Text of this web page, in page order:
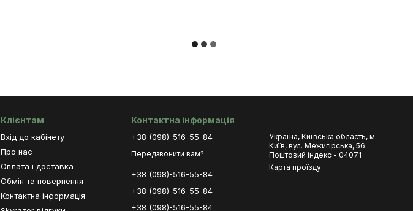
Клієнтам
Вхід до кабінету
Про нас
Оплата і доставка
Обмін та повернення
Контактна інформація
Контактна інформація
+38 (098)-516-55-84
Передзвонити вам?
+38 (098)-516-55-84
+38 (098)-516-55-84
+38 (098)-516-55-84
Україна, Київська область, м.
Київ, вул. Межигірська, 56
Поштовий індекс - 04071
Карта проїзду